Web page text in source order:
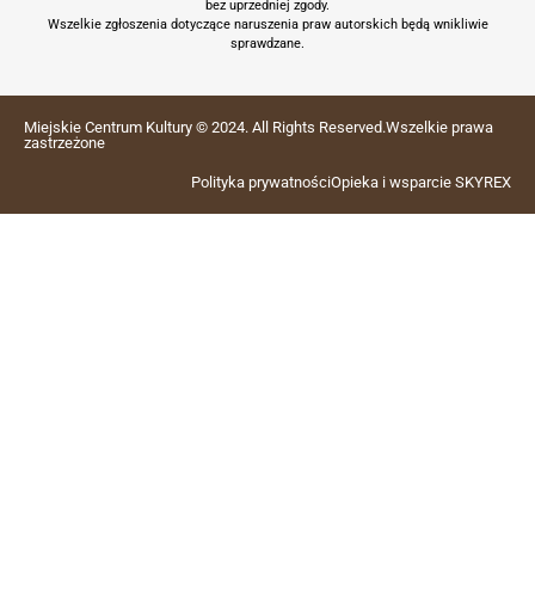
bez uprzedniej zgody.
Wszelkie zgłoszenia dotyczące naruszenia praw autorskich będą wnikliwie
sprawdzane.
Miejskie Centrum Kultury © 2024. All Rights Reserved.Wszelkie prawa
zastrzeżone
Opieka i wsparcie SKYREX
Polityka prywatności